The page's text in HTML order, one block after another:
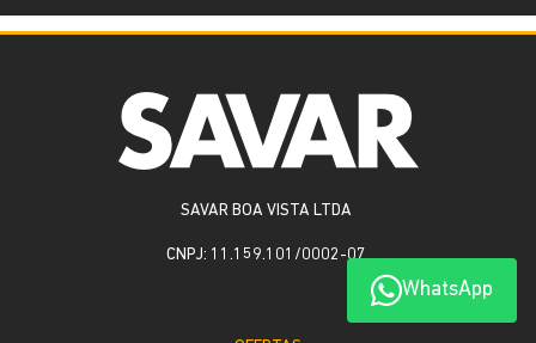
WhatsApp
SAVAR BOA VISTA LTDA
CNPJ: 11.159.101/0002-07